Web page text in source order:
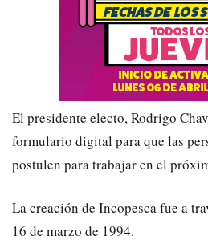
El presidente electo, Rodrigo
formulario digital para que las
postulen para trabajar en el
La creación de Incopesca fue a
16 de marzo de 1994.